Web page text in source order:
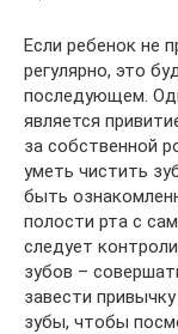
Если ребенок не
регулярно, это
последующем.
является
за собственной
уметь чистить
быть
полости рта с
следует
зубов –
завести
зубы, чтобы